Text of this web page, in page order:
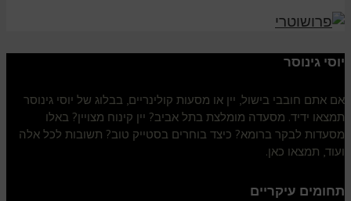
יוסי גינוסר
אם אתם חובבי בישול, יין או מסעות קולינריים, בבלוג של יוסי גינוסר
תמצאו ידיד. מסעדה מומלצת בתל אביב? יין קינוח מצויין? באלו
מסעדות לבקר ברומא? כיצד בוחרים בסטייק טוב? תשובות לכל אלה
ועוד, תמצאו כאן.
תחומים עיקריים